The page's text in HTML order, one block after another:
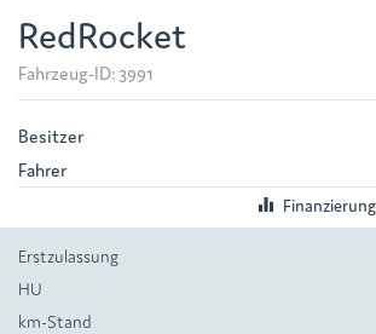
RedRocket
Fahrzeug-ID: 3991
Besitzer
Fahrer
equalizer Finanzierung
Erstzulassung
HU
km-Stand